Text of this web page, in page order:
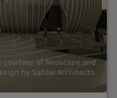
courtesy of Neoscape and
by Safdie Architects.